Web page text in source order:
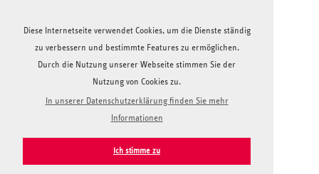
Diese Internetseite verwendet Cookies, um die Dienste ständig
zu verbessern und bestimmte Features zu ermöglichen.
Durch die Nutzung unserer Webseite stimmen Sie der
Nutzung von Cookies zu.
In unserer Datenschutzerklärung finden Sie mehr
Informationen
Ich stimme zu